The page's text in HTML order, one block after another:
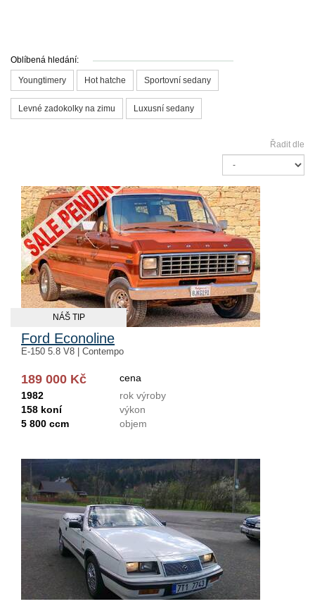
Oblíbená hledání:
Youngtimery Hot hatche Sportovní sedany
Levné zadokolky na zimu Luxusní sedany
Řadit dle
NÁŠ TIP
Ford Econoline
E-150 5.8 V8 | Contempo
189 000 Kč
cena
1982
rok výroby
158 koní
výkon
5 800 ccm
objem